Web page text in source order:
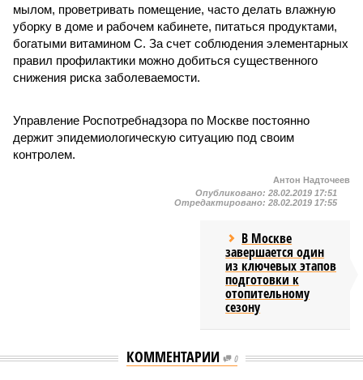
мылом, проветривать помещение, часто делать влажную
уборку в доме и рабочем кабинете, питаться продуктами,
богатыми витамином С. За счет соблюдения элементарных
правил профилактики можно добиться существенного
снижения риска заболеваемости.
Управление Роспотребнадзора по Москве постоянно
держит эпидемиологическую ситуацию под своим
контролем.
Антон Надточеев
Опубликовано: 28.02.2019 17:51
Отредактировано: 28.02.2019 17:55
В Москве
завершается один
из ключевых этапов
подготовки к
отопительному
сезону
КОММЕНТАРИИ 0